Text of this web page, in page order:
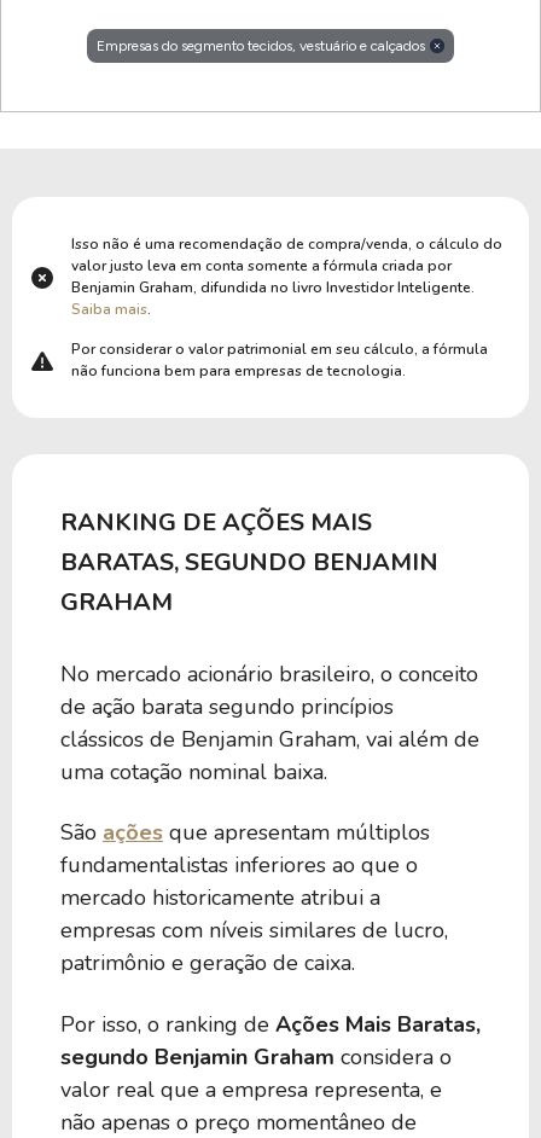
Empresas do segmento tecidos, vestuário e calçados
Isso não é uma recomendação de compra/venda, o cálculo do
valor justo leva em conta somente a fórmula criada por
Benjamin Graham, difundida no livro Investidor Inteligente.
Saiba mais.
Por considerar o valor patrimonial em seu cálculo, a fórmula
não funciona bem para empresas de tecnologia.
RANKING DE AÇÕES MAIS
BARATAS, SEGUNDO BENJAMIN
GRAHAM
No mercado acionário brasileiro, o conceito
de ação barata segundo princípios
clássicos de Benjamin Graham, vai além de
uma cotação nominal baixa.
São ações que apresentam múltiplos
fundamentalistas inferiores ao que o
mercado historicamente atribui a
empresas com níveis similares de lucro,
patrimônio e geração de caixa.
Por isso, o ranking de Ações Mais Baratas,
segundo Benjamin Graham considera o
valor real que a empresa representa, e
não apenas o preço momentâneo de